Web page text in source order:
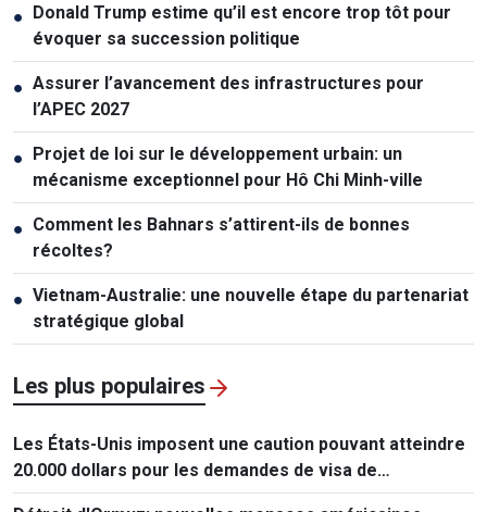
● Donald Trump estime qu’il est encore trop tôt pour
évoquer sa succession politique
● Assurer l’avancement des infrastructures pour
l’APEC 2027
● Projet de loi sur le développement urbain: un
mécanisme exceptionnel pour Hô Chi Minh-ville
● Comment les Bahnars s’attirent-ils de bonnes
récoltes?
● Vietnam-Australie: une nouvelle étape du partenariat
stratégique global
Les plus populaires
Les États-Unis imposent une caution pouvant atteindre
20.000 dollars pour les demandes de visa de
ressortissants de 50 pays